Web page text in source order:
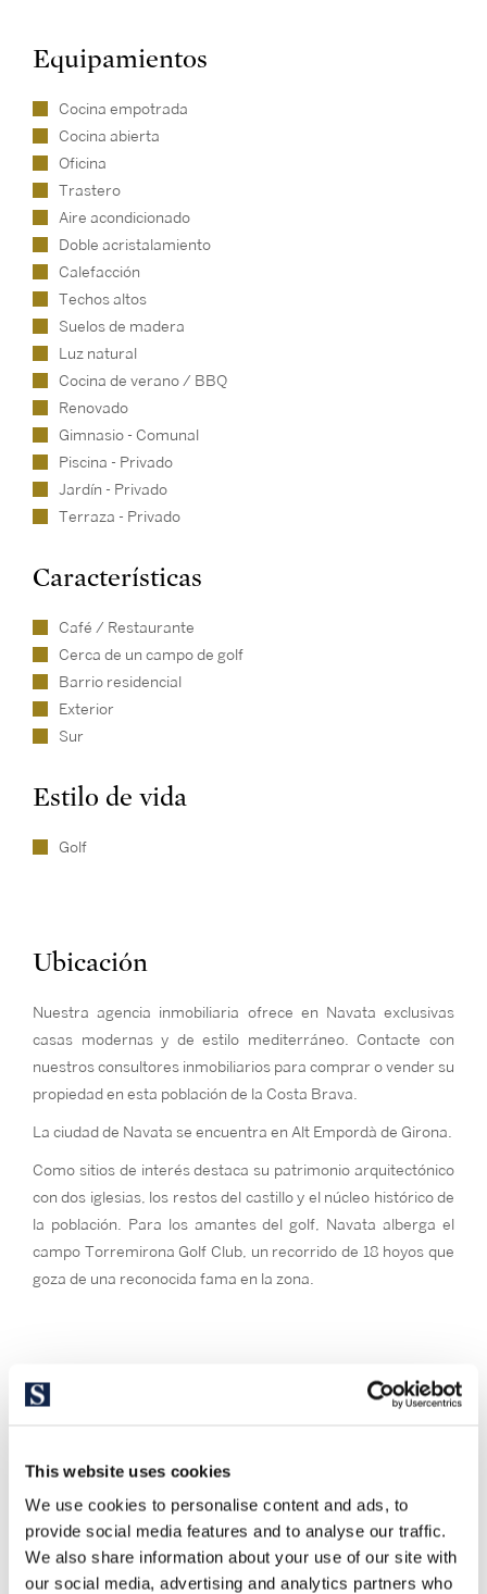
This website uses cookies
We use cookies to personalise content and ads, to
provide social media features and to analyse our traffic.
We also share information about your use of our site with
our social media, advertising and analytics partners who
Equipamientos
Cocina empotrada
Cocina abierta
Oficina
Trastero
Aire acondicionado
Doble acristalamiento
Calefacción
Techos altos
Suelos de madera
Luz natural
Cocina de verano / BBQ
Renovado
Gimnasio - Comunal
Piscina - Privado
Jardín - Privado
Terraza - Privado
Características
Café / Restaurante
Cerca de un campo de golf
Barrio residencial
Exterior
Sur
Estilo de vida
Golf
Ubicación
Nuestra agencia inmobiliaria ofrece en Navata exclusivas
casas modernas y de estilo mediterráneo. Contacte con
nuestros consultores inmobiliarios para comprar o vender su
propiedad en esta población de la Costa Brava.
La ciudad de Navata se encuentra en Alt Empordà de Girona.
Como sitios de interés destaca su patrimonio arquitectónico
con dos iglesias, los restos del castillo y el núcleo histórico de
la población. Para los amantes del golf, Navata alberga el
campo Torremirona Golf Club, un recorrido de 18 hoyos que
goza de una reconocida fama en la zona.